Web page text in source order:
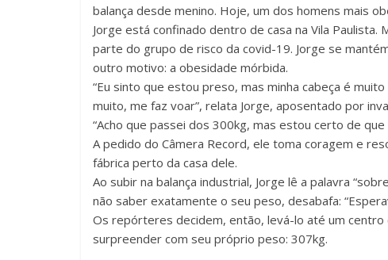
balança desde menino. Hoje, um dos homens mais
Jorge está confinado dentro de casa na Vila
parte do grupo de risco da covid-19. Jorge se
outro motivo: a obesidade mórbida.
“Eu sinto que estou preso, mas minha cabeça é
muito, me faz voar”, relata Jorge, aposentado por
“Acho que passei dos 300kg, mas estou certo de
A pedido do Câmera Record, ele toma coragem e
fábrica perto da casa dele.
Ao subir na balança industrial, Jorge lê a palavra
não saber exatamente o seu peso, desabafa:
Os repórteres decidem, então, levá-lo até um centro
surpreender com seu próprio peso: 307kg.